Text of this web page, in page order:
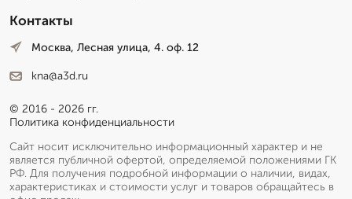
Контакты
Москва, Лесная улица, 4. оф. 12
kna@a3d.ru
© 2016 - 2026 гг.
Политика конфиденциальности
Сайт носит исключительно информационный характер и не
является публичной офертой, определяемой положениями ГК
РФ. Для получения подробной информации о наличии, видах,
характеристиках и стоимости услуг и товаров обращайтесь в